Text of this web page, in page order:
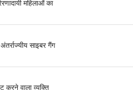
महिलाओं का
साइबर गैंग
करने वाला व्यक्ति